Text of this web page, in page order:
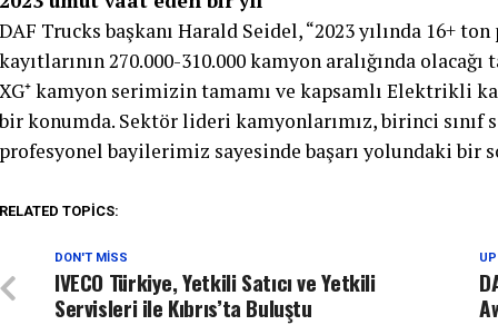
DAF Trucks başkanı Harald Seidel, “2023 yılında 16+
kayıtlarının 270.000-310.000 kamyon aralığında
XG⁺ kamyon serimizin tamamı ve kapsamlı Elektrikli
bir konumda. Sektör lideri kamyonlarımız, birinci sınıf
profesyonel bayilerimiz sayesinde başarı yolundaki bir
RELATED TOPICS:
DON'T MISS
IVECO Türkiye, Yetkili Satıcı ve Yetkili
Servisleri ile Kıbrıs’ta Buluştu